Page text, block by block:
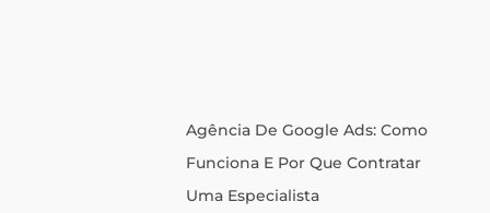
Agência De Google Ads: Como
Funciona E Por Que Contratar
Uma Especialista